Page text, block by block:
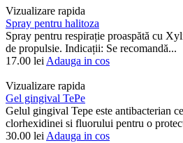
Vizualizare rapida
Spray pentru halitoza
Spray pentru respirație proaspătă cu
de propulsie. Indicații: Se recomandă...
17.00 lei Adauga in cos
Vizualizare rapida
Gel gingival TePe
Gelul gingival Tepe este antibacterian
clorhexidinei si fluorului pentru o
30.00 lei Adauga in cos